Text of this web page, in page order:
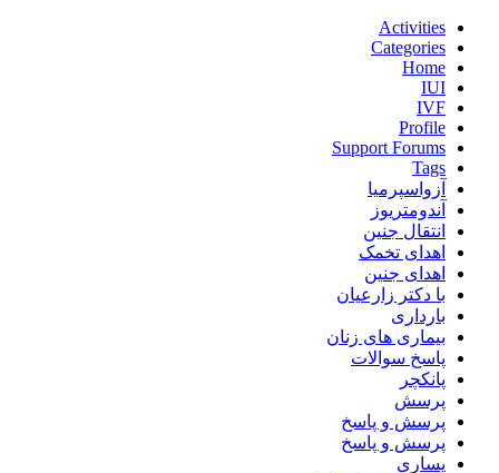
Activities
Categories
Home
IUI
IVF
Profile
Support Forums
Tags
آزواسپرمیا
آندومتریوز
انتقال جنین
اهدای تخمک
اهدای جنین
با دکتر زارعیان
بارداری
بیماری های زنان
پاسخ سوالات
پانکچر
پرسش
پرسش و پاسخ
پرسش و پاسخ
پساری